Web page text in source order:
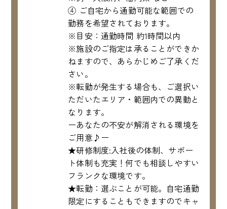
④ ご自宅から通勤可能な範囲での
勤務を希望されております。
※目安：通勤時間 約1時間以内
※施設のご指定は承ることができか
ねますので、あらかじめご了承くだ
さい。
※転勤が発生する場合も、ご選択い
ただいたエリア・範囲内での異動と
なります。
ーあなたの不安が解消される環境を
ご用意♪ー
★研修制度:入社後の体制、サポー
ト体制も充実！何でも相談しやすい
フランクな環境です。
★転勤：選ぶことが可能。自宅通勤
限定にすることもできますのでキャ